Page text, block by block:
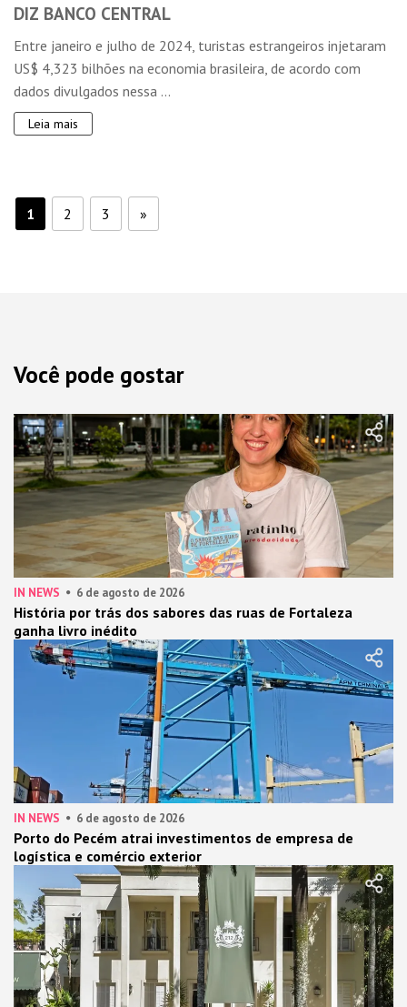
DIZ BANCO CENTRAL
Entre janeiro e julho de 2024, turistas estrangeiros injetaram
US$ 4,323 bilhões na economia brasileira, de acordo com
dados divulgados nessa ...
Leia mais
1 2 3 »
Você pode gostar
IN NEWS 6 de agosto de 2026
História por trás dos sabores das ruas de Fortaleza
ganha livro inédito
IN NEWS 6 de agosto de 2026
Porto do Pecém atrai investimentos de empresa de
logística e comércio exterior